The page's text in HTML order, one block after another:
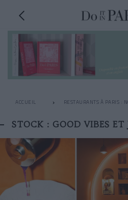
ACCUEIL RESTAURANTS À PARIS :
STOCK : GOOD VIBES ET